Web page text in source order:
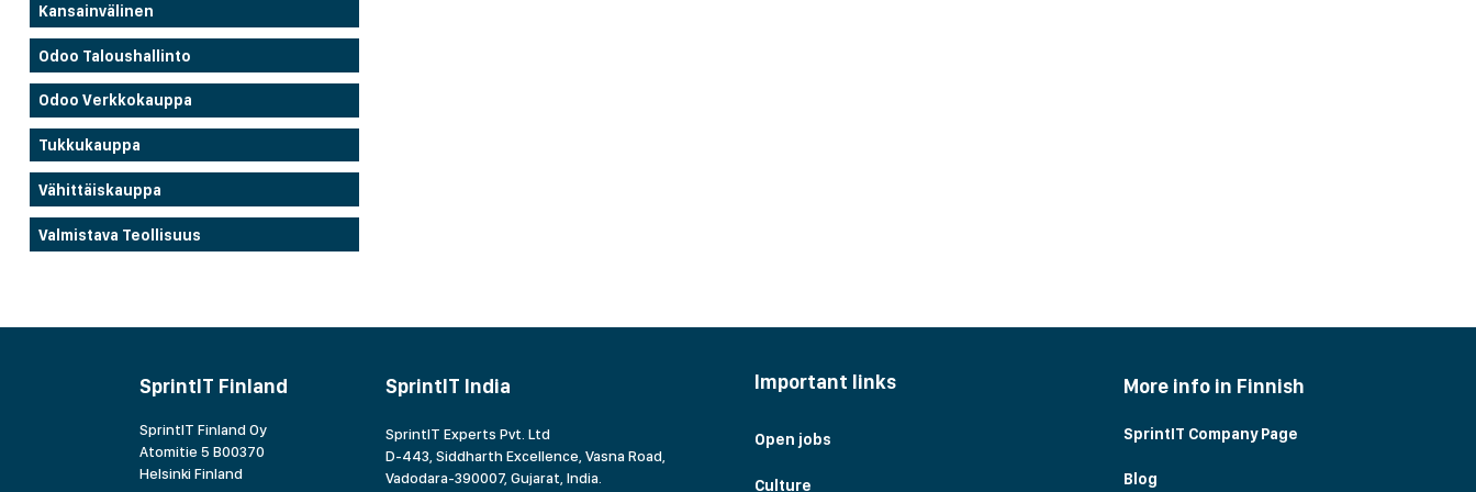
Kansainvälinen
Odoo Taloushallinto
Odoo Verkkokauppa
Tukkukauppa
Vähittäiskauppa
Valmistava Teollisuus
SprintIT Finland
SprintIT Finland Oy
Atomitie 5 B00370
Helsinki Finland
SprintIT India
SprintIT Experts Pvt. Ltd
D-443, Siddharth Excellence, Vasna Road,
Vadodara-390007, Gujarat, India.
Important links
Open jobs
Culture
More info in Finnish
SprintIT Company Page
Blog